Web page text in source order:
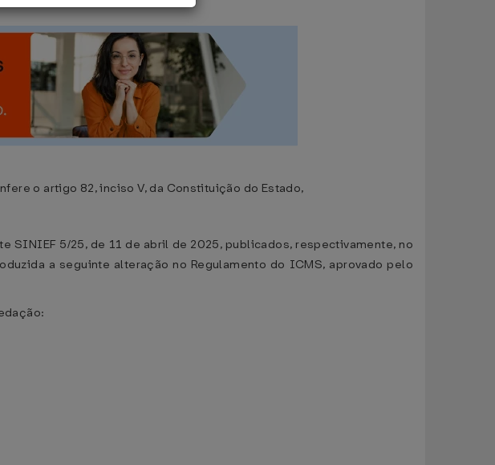
o artigo 82, inciso V, da Constituição do Estado,
SINIEF 5/25, de 11 de abril de 2025, publicados, respectivamente, no
a seguinte alteração no Regulamento do ICMS, aprovado pelo